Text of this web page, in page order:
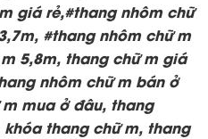
giá rẻ,#thang nhôm chữ
#thang nhôm chữ m
5,8m, thang chữ m giá
nhôm chữ m bán ở
mua ở đâu, thang
thang chữ m, thang